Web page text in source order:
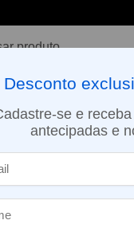
DE ERVAS
DIA EM SÃO PAULO
5 – Istick Rim – Eleaf
Desconto
se e
antecipadas e